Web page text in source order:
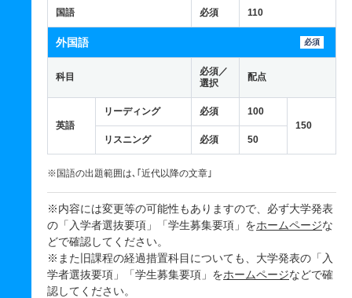
国語 必須 110
外国語 必須
科目
必須／
選択
配点
英語
リーディング 必須
100
150
リスニング
必須 50
※国語の出題範囲は､｢近代以降の文章｣
※内容には変更等の可能性もありますので、必ず大学発表
の「入学者選抜要項」「学生募集要項」をホームページな
どで確認してください。
※また旧課程の経過措置科目についても、大学発表の「入
学者選抜要項」「学生募集要項」をホームページなどで確
認してください。